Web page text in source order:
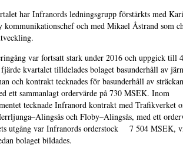
har Infranords ledningsgrupp förstärkts med
kommunikationschef och med Mikael Åstrand som
var fortsatt stark under 2016 och uppgick till
kvartalet tilldelades bolaget basunderhåll av
och kontrakt tecknades för basunderhåll av
ett sammanlagt ordervärde på 730 MSEK. Inom
tecknade Infranord kontrakt med Trafikverket
och Floby–Alingsås, med ett
utgång var Infranords orderstock 7 504 MSEK,
bolaget bildades.